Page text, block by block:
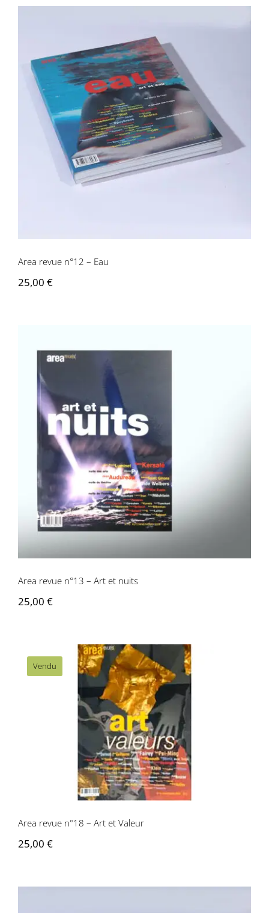
Area revue n°12 – Eau
Area revue n°12 – Eau
25,00 €
Area revue n°13 – Art et nuits
Area revue n°13 – Art et nuits
25,00 €
Vendu
Area revue n°18 – Art et Valeur
Area revue n°18 – Art et Valeur
25,00 €